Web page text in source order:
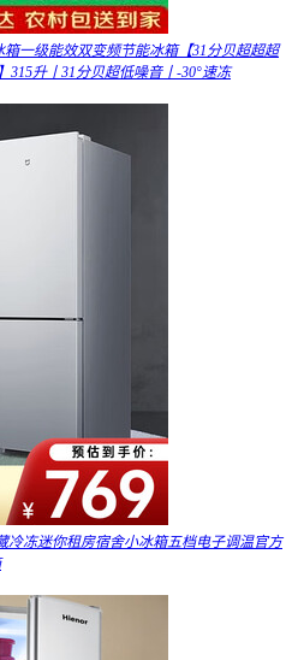
一级能效双变频节能冰箱【31分贝超超超
升丨31分贝超低噪音丨-30°速冻
冷冻迷你租房宿舍小冰箱五档电子调温官方